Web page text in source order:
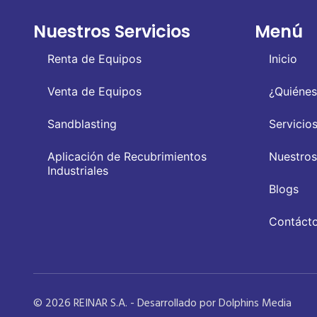
Nuestros Servicios
Renta de Equipos
Venta de Equipos
Sandblasting
Aplicación de Recubrimientos
Industriales
Menú
Inicio
Servicios
Blogs
© 2026 REINAR S.A. - Desarrollado por Dolphins Media